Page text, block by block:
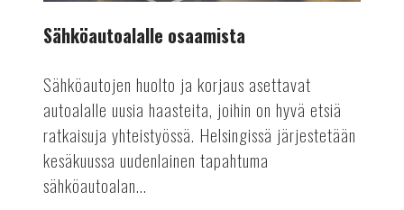
Sähköautoalalle osaamista
Sähköautojen huolto ja korjaus asettavat
autoalalle uusia haasteita, joihin on hyvä etsiä
ratkaisuja yhteistyössä. Helsingissä järjestetään
kesäkuussa uudenlainen tapahtuma
sähköautoalan...